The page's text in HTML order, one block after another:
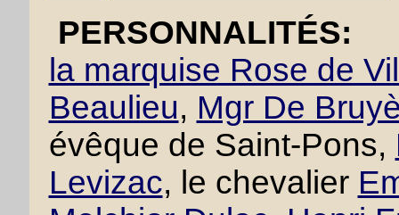
PERSONNALITÉS:
la marquise Rose de
Beaulieu, Mgr De
évêque de Saint-Pons,
Levizac, le chevalier